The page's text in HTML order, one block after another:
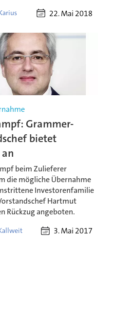
22. Mai 2018
Grammer-
bietet
beim Zulieferer
die mögliche Übernahme
Investorenfamilie
Hartmut
Rückzug angeboten.
3. Mai 2017